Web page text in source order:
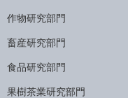
作物研究部門
畜産研究部門
食品研究部門
果樹茶業研究部門